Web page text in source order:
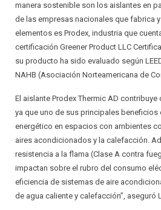
manera sostenible son los aislantes en
de las empresas nacionales que fabrica
elementos es Prodex, industria que
certificación Greener Product LLC
su producto ha sido evaluado según
NAHB (Asociación Norteamericana de
El aislante Prodex Thermic AD
ya que uno de sus principales beneficios
energético en espacios con ambientes
aires acondicionados y la calefacción.
resistencia a la flama (Clase A contra
impactan sobre el rubro del consumo
eficiencia de sistemas de aire
de agua caliente y calefacción”, aseguró